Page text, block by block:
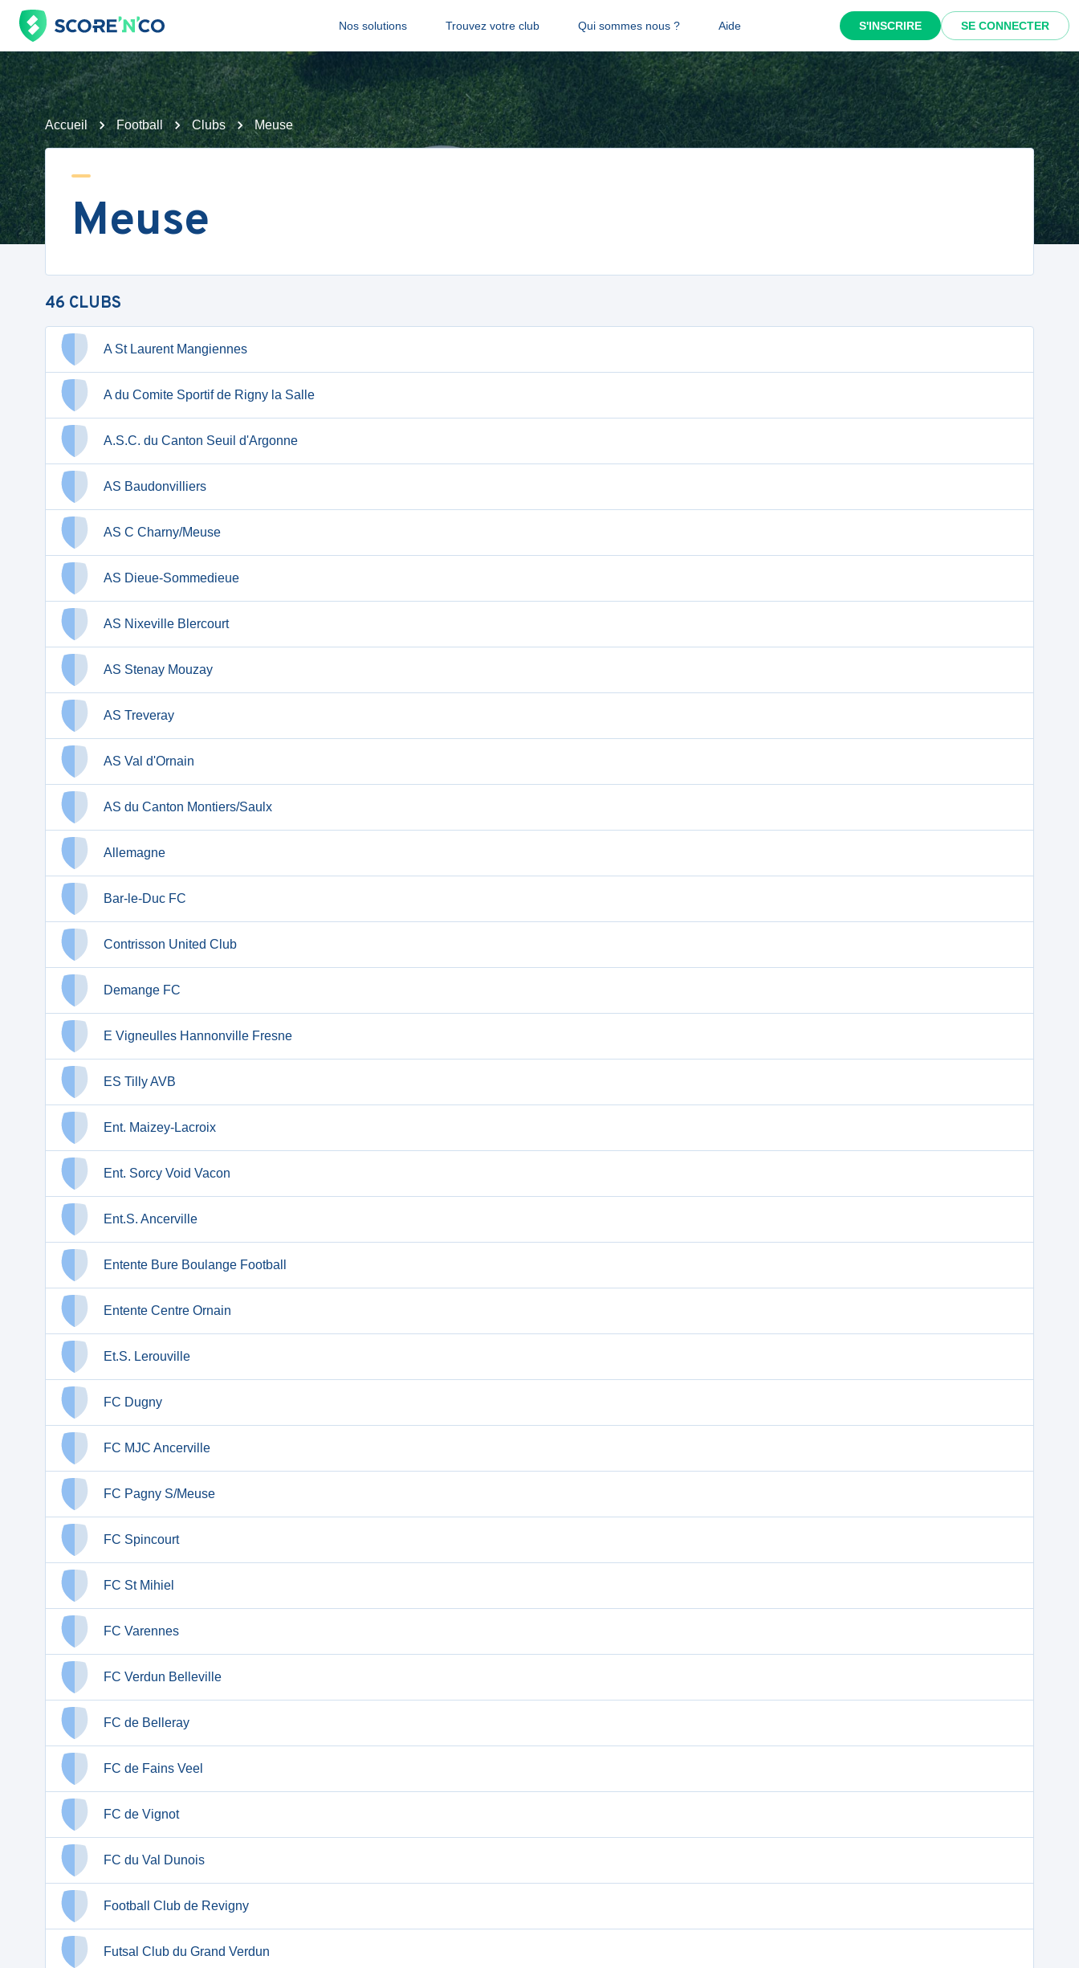
Nos solutions Trouvez votre club Qui sommes nous ? Aide S'INSCRIRE SE CONNECTER
Accueil Football Clubs Meuse
Meuse
46 CLUBS
A St Laurent Mangiennes
A du Comite Sportif de Rigny la Salle
A.S.C. du Canton Seuil d'Argonne
AS Baudonvilliers
AS C Charny/Meuse
AS Dieue-Sommedieue
AS Nixeville Blercourt
AS Stenay Mouzay
AS Treveray
AS Val d'Ornain
AS du Canton Montiers/Saulx
Allemagne
Bar-le-Duc FC
Contrisson United Club
Demange FC
E Vigneulles Hannonville Fresne
ES Tilly AVB
Ent. Maizey-Lacroix
Ent. Sorcy Void Vacon
Ent.S. Ancerville
Entente Bure Boulange Football
Entente Centre Ornain
Et.S. Lerouville
FC Dugny
FC MJC Ancerville
FC Pagny S/Meuse
FC Spincourt
FC St Mihiel
FC Varennes
FC Verdun Belleville
FC de Belleray
FC de Fains Veel
FC de Vignot
FC du Val Dunois
Football Club de Revigny
Futsal Club du Grand Verdun